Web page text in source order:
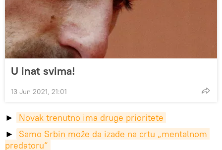
U inat svima!
13 Jun 2021, 21:01
►
Novak trenutno ima druge prioritete
►
Samo Srbin može da izađe na crtu „mentalnom
predatoru“